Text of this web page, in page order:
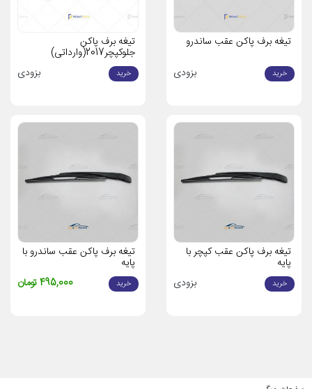
تیغه برف پاکن عقب ساندرو
خرید بزودی
تیغه برف پاکن
جلوکپچر2017(وارداتی)
خرید بزودی
تیغه برف پاکن عقب کپچر با
پایه
خرید بزودی
تیغه برف پاکن عقب ساندرو با
پایه
خرید 495,000 تومان